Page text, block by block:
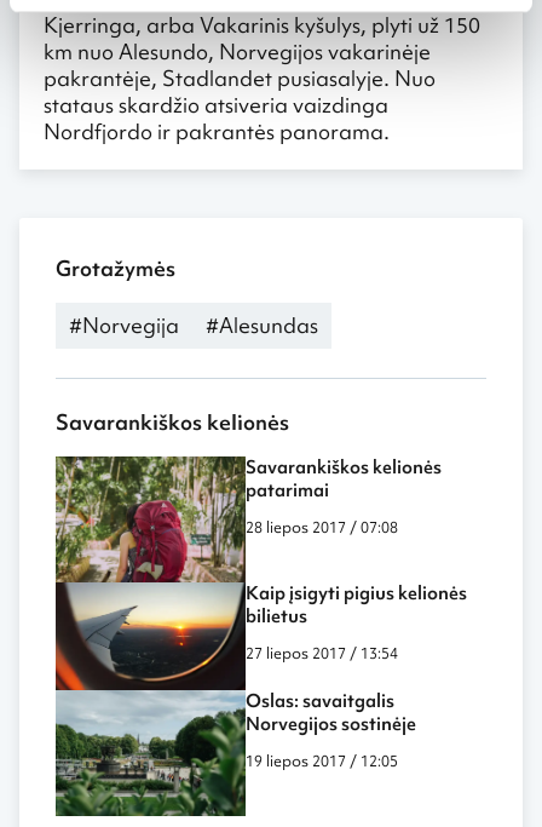
Kjerringa, arba Vakarinis kyšulys, plyti už 150
km nuo Alesundo, Norvegijos vakarinėje
pakrantėje, Stadlandet pusiasalyje. Nuo
stataus skardžio atsiveria vaizdinga
Nordfjordo ir pakrantės panorama.
Grotažymės
#Norvegija #Alesundas
Savarankiškos kelionės
Savarankiškos kelionės
patarimai
28 liepos 2017 / 07:08
Kaip įsigyti pigius kelionės
bilietus
27 liepos 2017 / 13:54
Oslas: savaitgalis
Norvegijos sostinėje
19 liepos 2017 / 12:05